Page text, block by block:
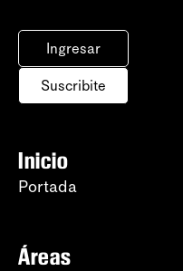
Ingresar
Suscribite
Inicio
Portada
Áreas